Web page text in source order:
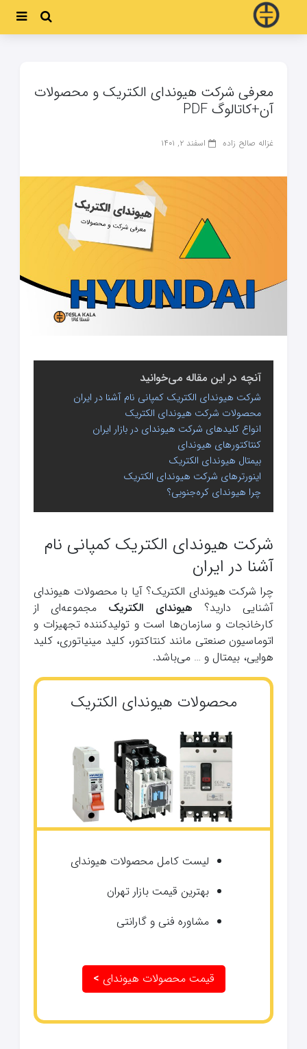
معرفی شرکت هیوندای الکتریک و محصولات
آن+کاتالوگ PDF
غزاله صالح زاده اسفند ۲, ۱۴۰۱
آنچه در این مقاله می‌خوانید
شرکت هیوندای الکتریک کمپانی نام آشنا در ایران
محصولات شرکت هیوندای الکتریک
انواع کلیدهای شرکت هیوندای در بازار ایران
کنتاکتورهای هیوندای
بیمتال هیوندای الکتریک
اینورترهای شرکت هیوندای الکتریک
چرا هیوندای کره‌جنوبی؟
شرکت هیوندای الکتریک کمپانی نام
آشنا در ایران
چرا شرکت هیوندای الکتریک؟ آیا با محصولات هیوندای
آشنایی دارید؟ هیوندای الکتریک مجموعه‌ای از
کارخانجات و سازمان‌ها است و تولید‌کننده تجهیزات و
اتوماسیون صنعتی مانند کنتاکتور، کلید مینیاتوری، کلید
هوایی، بیمتال و … می‌باشد.
محصولات هیوندای الکتریک
لیست کامل محصولات هیوندای
بهترین قیمت بازار تهران
مشاوره فنی و گارانتی
قیمت محصولات هیوندای >